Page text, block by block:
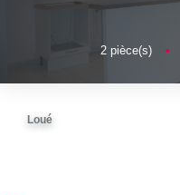
2pièce(s) •
Loué